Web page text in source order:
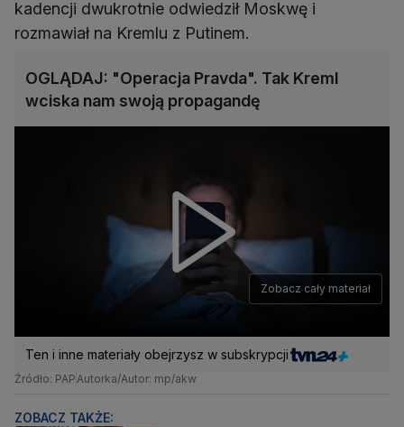
kadencji dwukrotnie odwiedził Moskwę i
rozmawiał na Kremlu z Putinem.
OGLĄDAJ: "Operacja Pravda". Tak Kreml
wciska nam swoją propagandę
Zobacz cały materiał
Ten i inne materiały obejrzysz w subskrypcji
Źródło: PAPAutorka/Autor: mp/akw
ZOBACZ TAKŻE: